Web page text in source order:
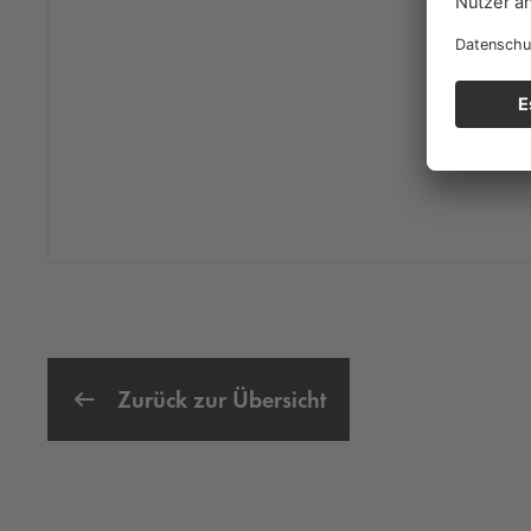
Zurück zur Übersicht